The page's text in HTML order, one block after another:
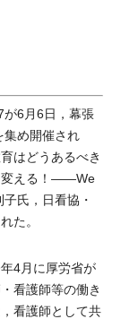
6月6日，幕張
集め開催され
はどうあるべき
変える！――We
氏，日看協・
た。
4月に厚労省が
看護師等の働き
看護師として共